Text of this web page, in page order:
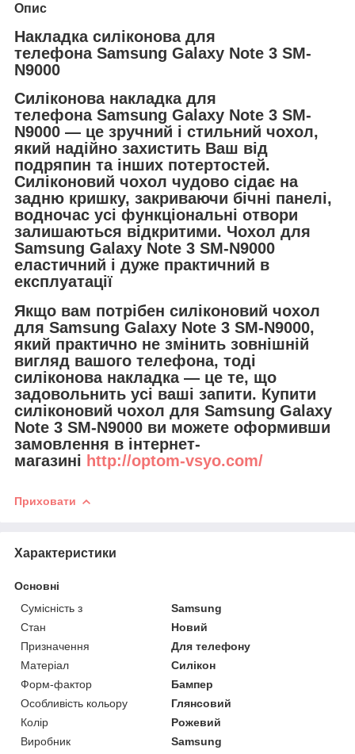
Опис
Накладка силіконова для
телефона Samsung Galaxy Note 3 SM-
N9000
Силіконова накладка для
телефона Samsung Galaxy Note 3 SM-
N9000 — це зручний і стильний чохол,
який надійно захистить Ваш від
подряпин та інших потертостей.
Силіконовий чохол чудово сідає на
задню кришку, закриваючи бічні панелі,
водночас усі функціональні отвори
залишаються відкритими. Чохол для
Samsung Galaxy Note 3 SM-N9000
еластичний і дуже практичний в
експлуатації
Якщо вам потрібен силіконовий чохол
для Samsung Galaxy Note 3 SM-N9000,
який практично не змінить зовнішній
вигляд вашого телефона, тоді
силіконова накладка — це те, що
задовольнить усі ваші запити. Купити
силіконовий чохол для Samsung Galaxy
Note 3 SM-N9000 ви можете оформивши
замовлення в інтернет-
магазині http://optom-vsyo.com/
Приховати
Характеристики
Основні
Сумісність з
Samsung
Стан
Новий
Призначення
Для телефону
Матеріал
Силікон
Форм-фактор
Бампер
Особливість кольору
Глянсовий
Колір
Рожевий
Виробник
Samsung